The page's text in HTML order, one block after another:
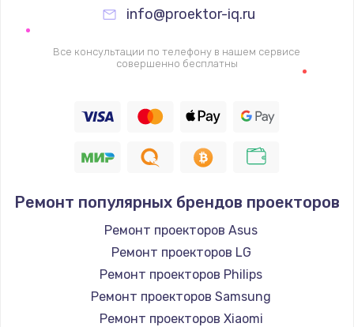
info@proektor-iq.ru
Все консультации по телефону в нашем сервисе
совершенно бесплатны
Ремонт популярных брендов проекторов
Ремонт проекторов Asus
Ремонт проекторов LG
Ремонт проекторов Philips
Ремонт проекторов Samsung
Ремонт проекторов Xiaomi